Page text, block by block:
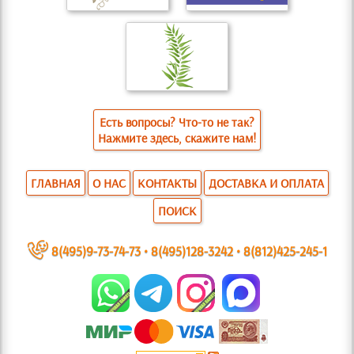
Есть вопросы? Что-то не так?
Нажмите здесь, скажите нам!
ГЛАВНАЯ О НАС КОНТАКТЫ
ДОСТАВКА И ОПЛАТА
ПОИСК
~ 8(495)9-73-74-73•8(495)128-3242•8(812)425-245-1